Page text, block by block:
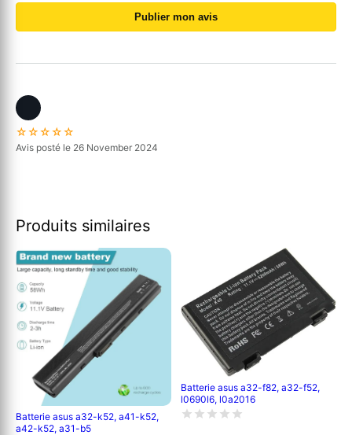
Publier mon avis
☆☆☆☆☆
Avis posté le 26 November 2024
Produits similaires
Batterie asus a32-k52, a41-k52,
a42-k52, a31-b5
Batterie asus a32-f82, a32-f52,
l0690l6, l0a2016